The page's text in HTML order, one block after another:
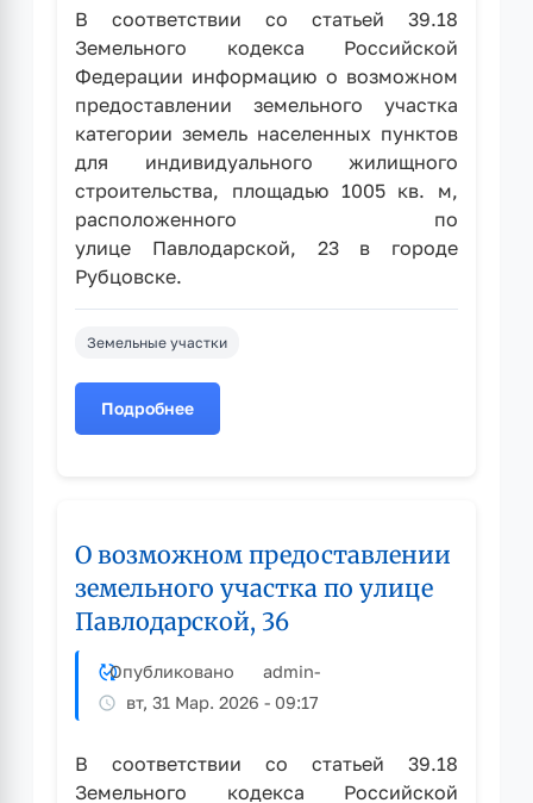
В соответствии со статьей 39.18
Земельного кодекса Российской
Федерации информацию о возможном
предоставлении земельного участка
категории земель населенных пунктов
для индивидуального жилищного
строительства, площадью 1005 кв. м,
расположенного по
улице Павлодарской, 23 в городе
Рубцовске.
Земельные участки
Подробнее
о
участка
по
улице
Павлодарской,
О возможном предоставлении
земельного участка по улице
Павлодарской, 36
Опубликовано admin-
вт, 31 Мар. 2026 - 09:17
В соответствии со статьей 39.18
Земельного кодекса Российской